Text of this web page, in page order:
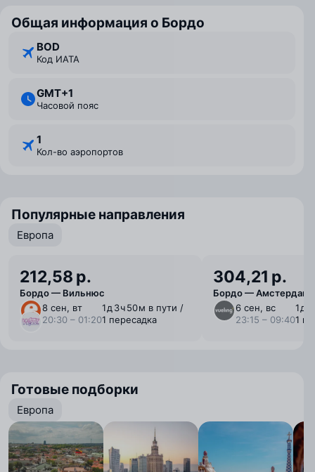
Общая информация о Бордо
BOD
Код ИАТА
GMT+1
Часовой пояс
1
Кол-во аэропортов
Популярные направления
Европа
212,58 р.
Бордо — Вильнюс
8 сен, вт
20:30 – 01:20
1 ⁠д 3 ⁠ч 50 ⁠м в пути /
1 пересадка
304,21 р.
Бордо — Амстердам
6 сен, вс
23:15 – 09:40
1 ⁠д
1
Готовые подборки
Европа